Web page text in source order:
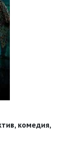
комедия,